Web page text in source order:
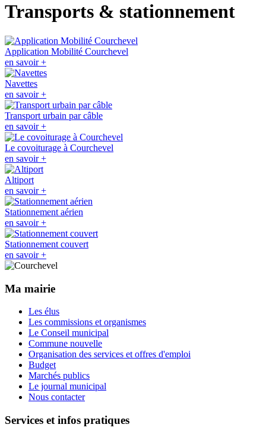
Transports & stationnement
Application Mobilité Courchevel
en savoir +
Navettes
en savoir +
Transport urbain par câble
en savoir +
Le covoiturage à Courchevel
en savoir +
Altiport
en savoir +
Stationnement aérien
en savoir +
Stationnement couvert
en savoir +
Ma mairie
Les élus
Les commissions et organismes
Le Conseil municipal
Commune nouvelle
Organisation des services et offres d'emploi
Budget
Marchés publics
Le journal municipal
Nous contacter
Services et infos pratiques